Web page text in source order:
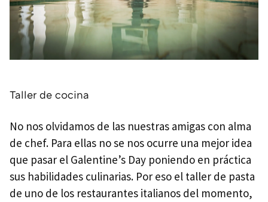
Taller de cocina
No nos olvidamos de las nuestras amigas con alma
de chef. Para ellas no se nos ocurre una mejor idea
que pasar el Galentine’s Day poniendo en práctica
sus habilidades culinarias. Por eso el taller de pasta
de uno de los restaurantes italianos del momento,